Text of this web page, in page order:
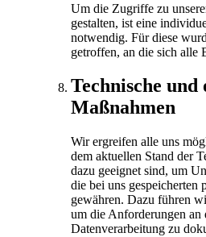
Um die Zugriffe zu
gestalten, ist eine
notwendig. Für diese
getroffen, an die sich alle
Technische
Maßnahmen
Wir ergreifen alle uns
dem aktuellen Stand der
dazu geeignet sind, um
die bei uns gespeicherten
gewähren. Dazu führen
um die Anforderungen an
Datenverarbeitung zu